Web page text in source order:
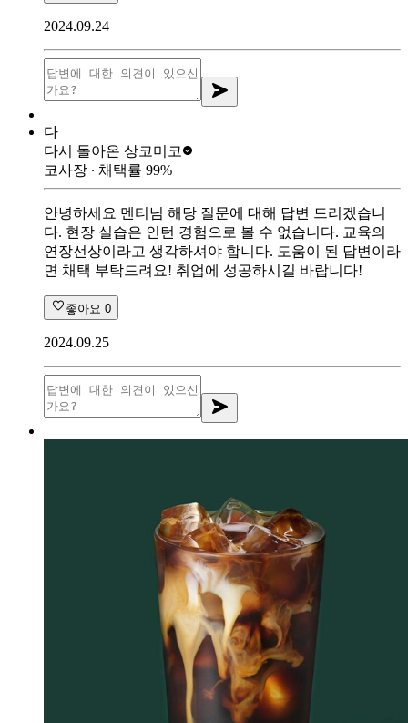
2024.09.24
다
다시 돌아온 상코미코
코사장 ∙ 채택률 99%
안녕하세요 멘티님 해당 질문에 대해 답변 드리겠습니
다. 현장 실습은 인턴 경험으로 볼 수 없습니다. 교육의
연장선상이라고 생각하셔야 합니다. 도움이 된 답변이라
면 채택 부탁드려요! 취업에 성공하시길 바랍니다!
좋아요 0
2024.09.25